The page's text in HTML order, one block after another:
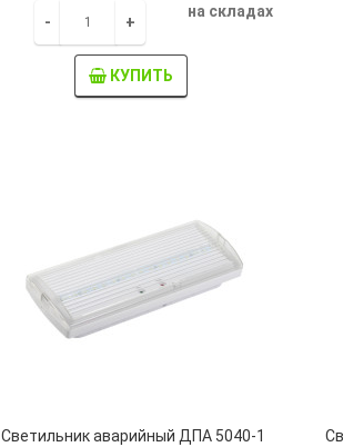
- +
на складах
КУПИТЬ
Светильник аварийный ДПА 5040-1